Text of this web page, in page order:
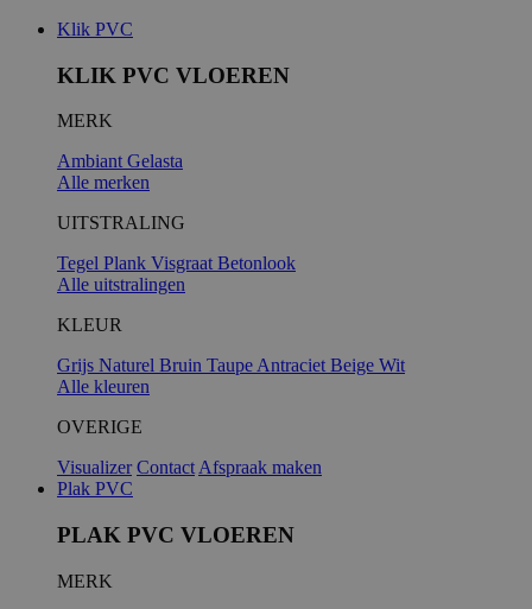
Klik PVC
KLIK PVC VLOEREN
MERK
AmbiantGelasta
Alle merken
UITSTRALING
Tegel Plank VisgraatBetonlook
Alle uitstralingen
KLEUR
Grijs Naturel Bruin TaupeAntraciet Beige Wit
Alle kleuren
OVERIGE
Visualizer ContactAfspraak maken
Plak PVC
PLAK PVC VLOEREN
MERK